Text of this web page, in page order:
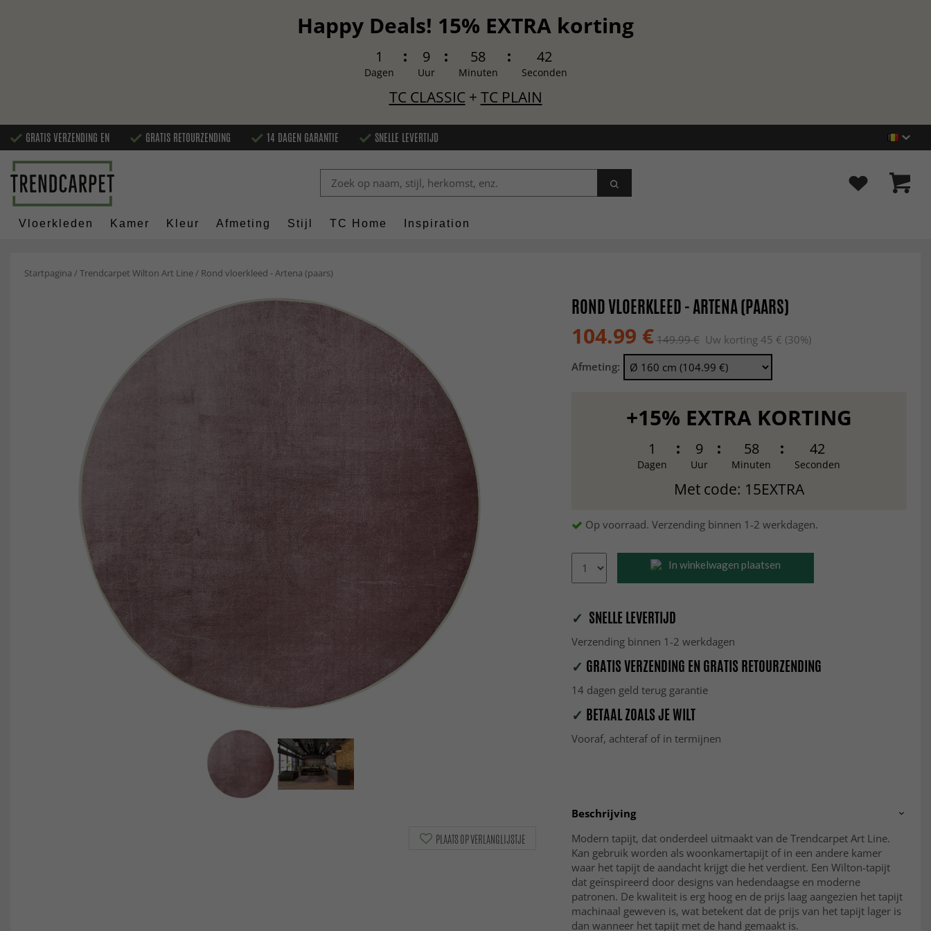
Happy Deals! 15% EXTRA korting
1
Dagen
9
Uur
58
Minuten
40
Seconden
TC CLASSIC+ TC PLAIN
GRATIS VERZENDING EN GRATIS RETOURZENDING 14 DAGEN GARANTIE SNELLE LEVERTIJD
Vloerkleden Kamer Kleur Afmeting Stijl TC Home Inspiration
Startpagina /Trendcarpet Wilton Art Line/ Rond vloerkleed - Artena (paars)
ROND VLOERKLEED - ARTENA (PAARS)
104.99 € 149.99 €Uw korting 45 € (30%)
Afmeting:
+15% EXTRA KORTING
1
Dagen
9
Uur
58
Minuten
40
Seconden
Met code: 15EXTRA
Op voorraad. Verzending binnen 1-2 werkdagen.
In winkelwagen plaatsen
✓ SNELLE LEVERTIJD
Verzending binnen 1-2 werkdagen
✓ GRATIS VERZENDING EN GRATIS RETOURZENDING
14 dagen geld terug garantie
✓ BETAAL ZOALS JE WILT
Vooraf, achteraf of in termijnen
Beschrijving
Modern tapijt, dat onderdeel uitmaakt van de Trendcarpet Art Line.
Kan gebruik worden als woonkamertapijt of in een andere kamer
waar het tapijt de aandacht krijgt die het verdient. Een Wilton-tapijt
dat geïnspireerd door designs van hedendaagse en moderne
patronen. De kwaliteit is erg hoog en de prijs laag aangezien het tapijt
machinaal geweven is, wat betekent dat de prijs van het tapijt lager is
dan wanneer het tapijt met de hand gemaakt is.
PLAATS OP VERLANGLIJSTJE